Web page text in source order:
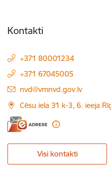
Kontakti
+371 80001234
+371 67045005
E-pasts:
nvd@vmnvd.gov.lv
Cēsu iela 31 k-3, 6. ieeja
Visi kontakti